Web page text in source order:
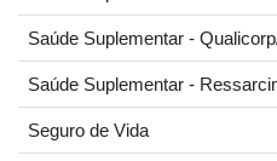
Saúde Suplementar -
Saúde Suplementar -
Seguro de Vida